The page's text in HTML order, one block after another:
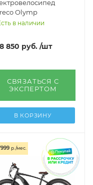
Olymp
в наличии
850 руб. /шт
СВЯЗАТЬСЯ С
ЭКСПЕРТОМ
В КОРЗИНУ
р./мес.